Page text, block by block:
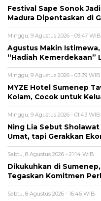
Festival Sape Sonok
Madura Dipentaskan di
Minggu, 9 Agustus 2026 - 09:47 WIB
Agustus Makin
“Hadiah
Minggu, 9 Agustus 2026 - 03:39 WIB
MYZE Hotel Sumenep
Kolam, Cocok untuk
Minggu, 9 Agustus 2026 - 01:43 WIB
Ning Lia Sebut
Umat, tapi Gerakkan
Sabtu, 8 Agustus 2026 - 21:14 WIB
Dikukuhkan di
Tegaskan Komitmen
Sabtu, 8 Agustus 2026 - 16:46 WIB